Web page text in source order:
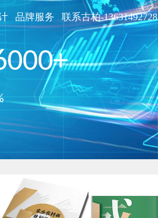
品牌服务 联系古柏-13631492728